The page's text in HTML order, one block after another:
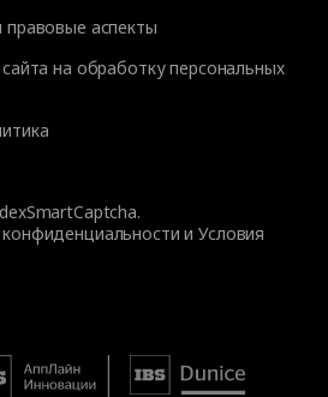
аспекты
на обработку персональных
иУсловия